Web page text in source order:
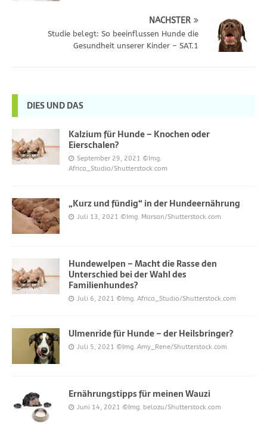
NÄCHSTER
Studie belegt: So beeinflussen Hunde die
Gesundheit unserer Kinder – SAT.1
DIES UND DAS
Kalzium für Hunde – Knochen oder
Eierschalen?
September 29, 2021 ©Img.
Africa_Studio/Shutterstock.com
„Kurz und fündig“ in der Hundeernährung
Juli 13, 2021 ©Img. Marsan/Shutterstock.com
Hundewelpen – Macht die Rasse den
Unterschied bei der Wahl des
Familienhundes?
Juli 6, 2021 ©Img. Africa_Studio/Shutterstock.com
Ulmenride für Hunde – der Heilsbringer?
Juli 5, 2021 ©Img. Amy_Rene/Shutterstock.com
Ernährungstipps für meinen Wauzi
Juni 14, 2021 ©Img. belozu/Shutterstock.com